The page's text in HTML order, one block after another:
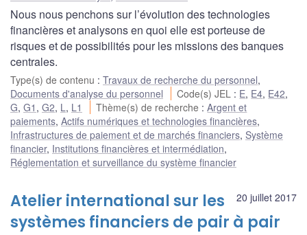
Nous nous penchons sur l’évolution des technologies
financières et analysons en quoi elle est porteuse de
risques et de possibilités pour les missions des banques
centrales.
Type(s) de contenu : Travaux de recherche du personnel,
Documents d'analyse du personnel
Code(s) JEL : E, E4, E42,
G, G1 , G2, L , L1 Thème(s) de recherche :Argent et
paiements, Actifs numériques et technologies financières,
Infrastructures de paiement et de marchés financiers, Système
financier, Institutions financières et intermédiation,
Réglementation et surveillance du système financier
20 juillet 2017
Atelier international sur les
systèmes financiers de pair à pair